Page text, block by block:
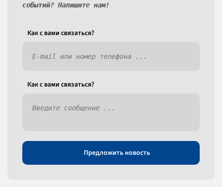
событий? Напишите нам!
Как c вами связаться?
Как c вами связаться?
Предложить новость